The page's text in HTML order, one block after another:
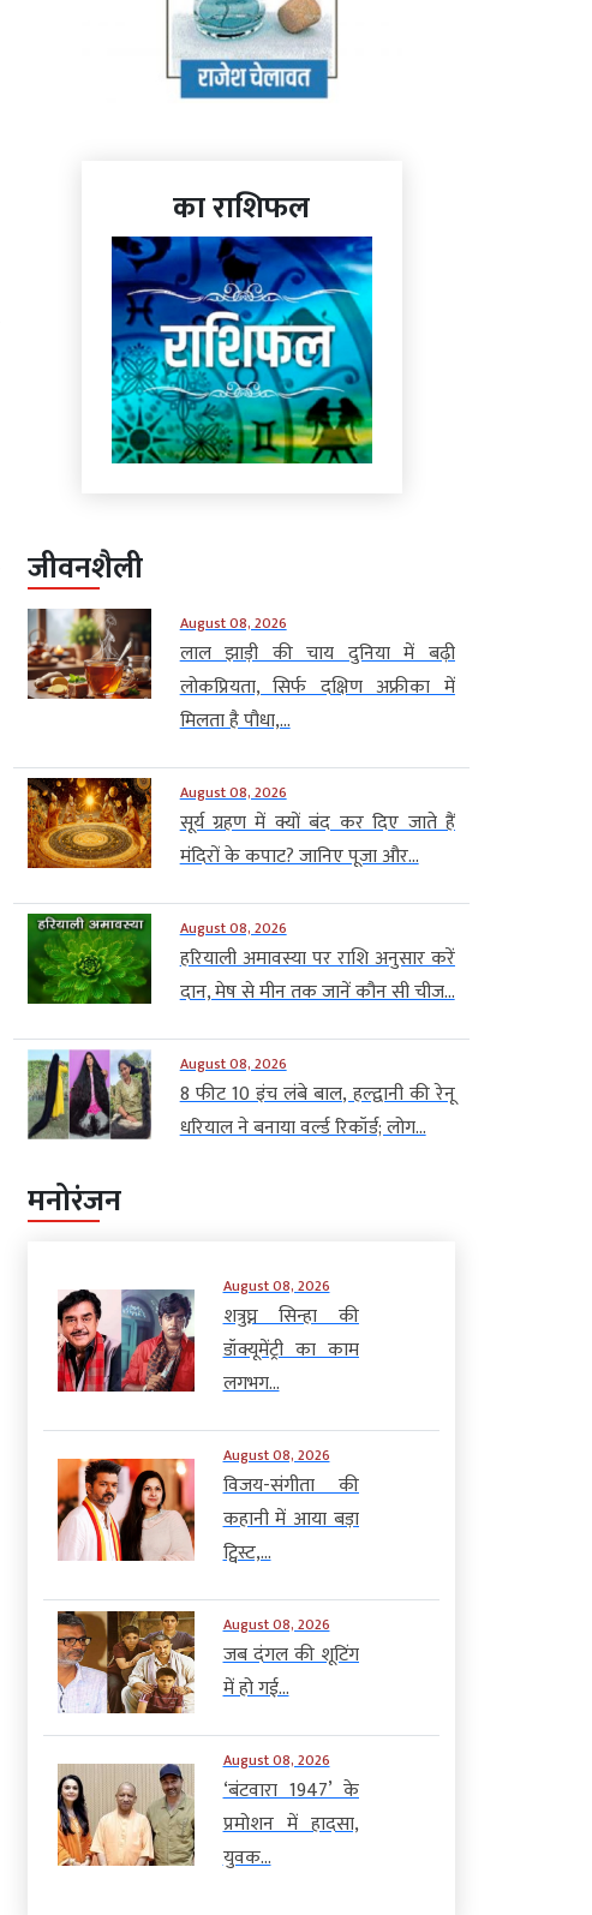
का राशिफल
जीवनशैली
August 08, 2026
लाल झाड़ी की चाय दुनिया में बढ़ी
लोकप्रियता, सिर्फ दक्षिण अफ्रीका में
मिलता है पौधा,...
August 08, 2026
सूर्य ग्रहण में क्यों बंद कर दिए जाते हैं
मंदिरों के कपाट? जानिए पूजा और...
August 08, 2026
हरियाली अमावस्या पर राशि अनुसार करें
दान, मेष से मीन तक जानें कौन सी चीज...
August 08, 2026
8 फीट 10 इंच लंबे बाल, हल्द्वानी की रेनू
धरियाल ने बनाया वर्ल्ड रिकॉर्ड; लोग...
मनोरंजन
August 08, 2026
शत्रुघ्न सिन्हा की
डॉक्यूमेंट्री का काम
लगभग...
August 08, 2026
विजय-संगीता की
कहानी में आया बड़ा
ट्विस्ट,...
August 08, 2026
जब दंगल की शूटिंग
में हो गई...
August 08, 2026
‘बंटवारा 1947’ के
प्रमोशन में हादसा,
युवक...